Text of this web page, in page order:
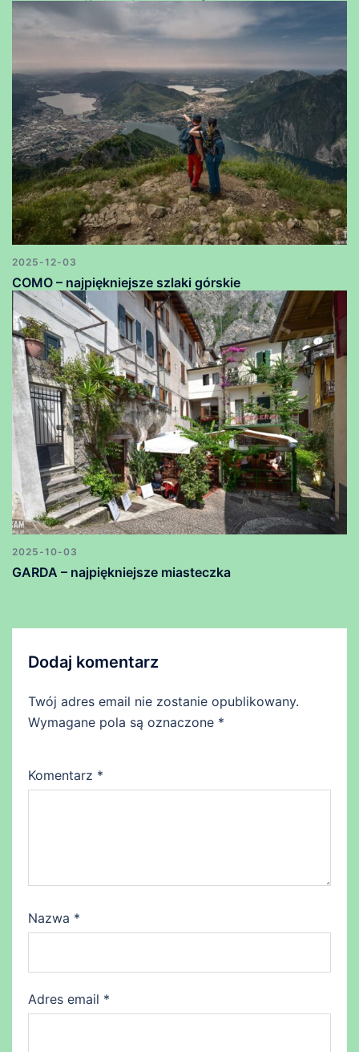
2025-12-03
COMO – najpiękniejsze szlaki górskie
2025-10-03
GARDA – najpiękniejsze miasteczka
Dodaj komentarz
Twój adres email nie zostanie opublikowany.
Wymagane pola są oznaczone *
Komentarz *
Nazwa *
Adres email *